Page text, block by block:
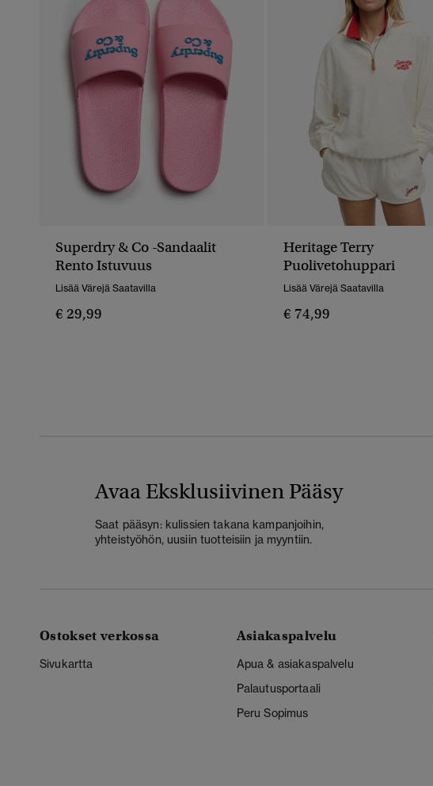
Superdry & Co -sandaalit
Rento Istuvuus
Lisää Värejä Saatavilla
€ 29,99
Heritage Terry
Puolivetohuppari
Lisää Värejä Saatavilla
€ 74,99
Avaa Eksklusiivinen Pääsy
Saat pääsyn: kulissien takana kampanjoihin,
yhteistyöhön, uusiin tuotteisiin ja myyntiin.
Ostokset verkossa
Sivukartta
Asiakaspalvelu
Apua & asiakaspalvelu
Palautusportaali
Peru Sopimus